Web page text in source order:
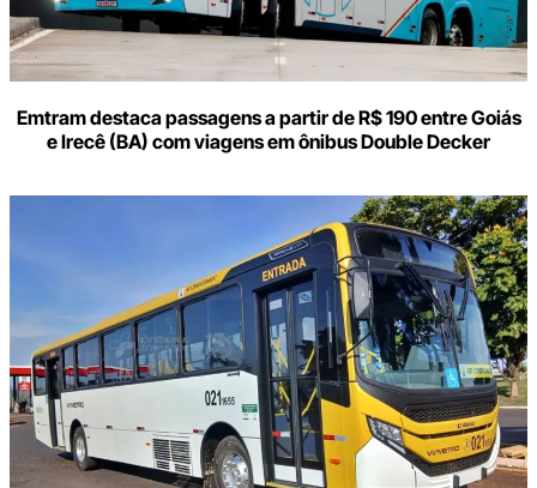
Emtram destaca passagens a partir de R$ 190 entre Goiás
e Irecê (BA) com viagens em ônibus Double Decker